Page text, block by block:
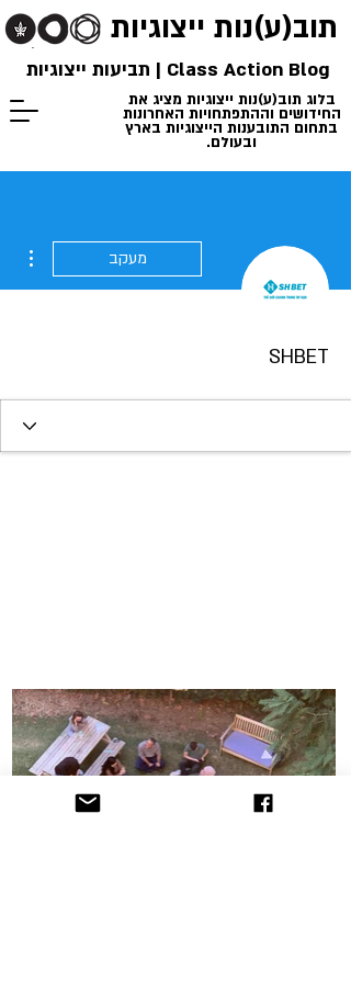
תוב(ע)נות ייצוגיות
בלוג תוב(ע)נות ייצוגיות מציג את
החידושים וההתפתחויות האחרונות
בתחום התובענות הייצוגיות בארץ
ובעולם.
Class Action Blog | תביעות ייצוגיות
מעקב
SHBET